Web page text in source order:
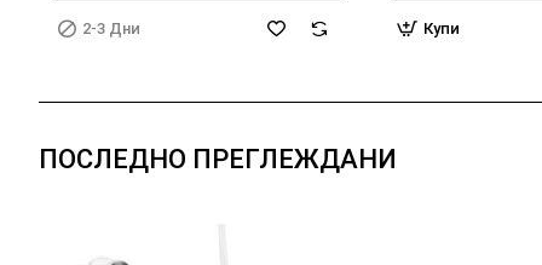
2-3 Дни
passive noise
Купи
ПОСЛЕДНО ПРЕГЛЕЖДАНИ